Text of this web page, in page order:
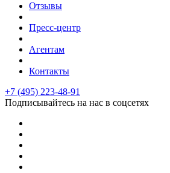
Отзывы
Пресс-центр
Агентам
Контакты
+7 (495) 223-48-91
Подписывайтесь на нас в соцсетях